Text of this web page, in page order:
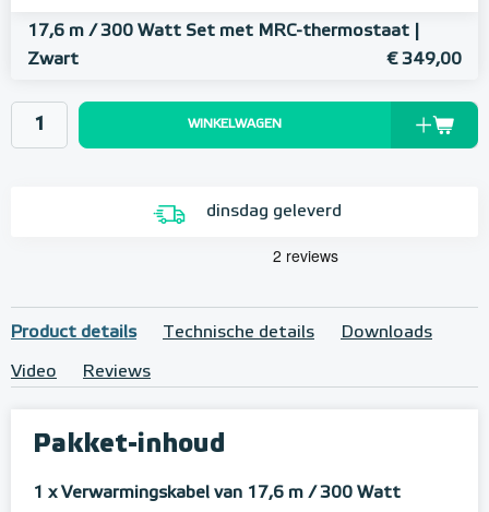
17,6 m / 300 Watt Set met MRC-thermostaat |
Zwart
€ 349,00
WINKELWAGEN
dinsdag geleverd
Product details Technische details Downloads
Video Reviews
Pakket-inhoud
1 x Verwarmingskabel van 17,6 m / 300 Watt